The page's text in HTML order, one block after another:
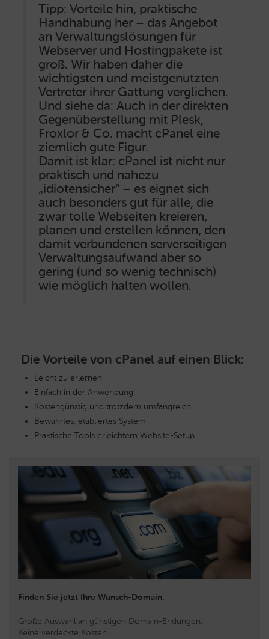
Tipp: Vorteile hin, praktische
Handhabung her – das Angebot
an Verwaltungslösungen für
Webserver und Hostingpakete ist
groß. Wir haben daher die
wichtigsten und meistgenutzten
Vertreter ihrer Gattung verglichen.
Und siehe da: Auch in der direkten
Gegenüberstellung mit Plesk,
Froxlor & Co. macht cPanel eine
ziemlich gute Figur.
Damit ist klar: cPanel ist nicht nur
praktisch und nahezu
„idiotensicher“ – es eignet sich
auch besonders gut für alle, die
zwar tolle Webseiten kreieren,
planen und erstellen können, den
damit verbundenen serverseitigen
Verwaltungsaufwand aber so
gering (und so wenig technisch)
wie möglich halten wollen.
Die Vorteile von cPanel auf einen Blick:
Leicht zu erlernen
Einfach in der Anwendung
Kostengünstig und trotzdem umfangreich
Bewährtes, etabliertes System
Praktische Tools erleichtern Website-Setup
Finden Sie jetzt Ihre Wunsch-Domain.
Große Auswahl an günstigen Domain-Endungen.
Keine verdeckte Kosten.